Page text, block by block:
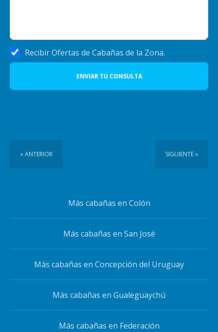
Recibir Ofertas de Cabañas de la Zona.
ENVIAR TU CONSULTA
« ANTERIOR SIGUIENTE »
Más cabañas en Colón
Más cabañas en San José
Más cabañas en Concepción del Uruguay
Más cabañas en Gualeguaychú
Más cabañas en Federación